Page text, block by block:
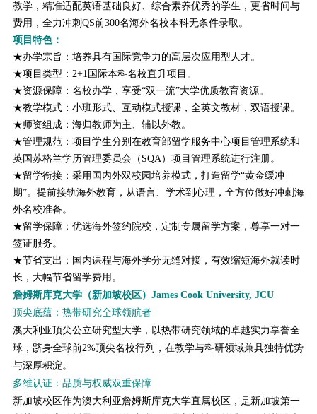
教学，精准适配英语基础良好、综合素养优秀的学生，更省时间与
费用，全力冲刺QS前300名海外名校本科无条件录取。
项目特色：
★办学宗旨：培养具有国际竞争力的高层次应用型人才。
★项目类型：2+1国际本科名校直升项目。
★资源保障：名校办学，享受“双一流”大学优质教育资源。
★教学模式：小班形式、互动模式授课，全英文教材，双语授课。
★师资组成：海归教师为主、辅以外教。
★管理规范：项目学生分别在教育部留学服务中心项目管理系统和
英国苏格兰学历管理委员会（SQA）项目管理系统进行注册。
★留学衔接：采用国内外双校园培养模式，打造留学“黄金缓冲
期”。提前接轨海外教育，从语言、学术到心理，全方位做好冲刺海
外名校准备。
★留学保障：优选海外签约院校，定制专属留学方案，尊享一对一
签证服务。
★节省支出：国内课程与海外学分无缝对接，有效缩短海外就读时
长，大幅节省留学费用。
詹姆斯库克大学（新加坡校区）James Cook University, JCU
顶尖底蕴：热带研究全球领航者
澳大利亚顶尖公立研究型大学，以热带研究领域的卓越实力享誉全
球，跻身全球前2%顶尖名校行列，在教学与科研领域兼具独特优势
与深厚积淀。
多维认证：品质与权威双重保障
新加坡校区作为澳大利亚詹姆斯库克大学直属校区，是新加坡第一